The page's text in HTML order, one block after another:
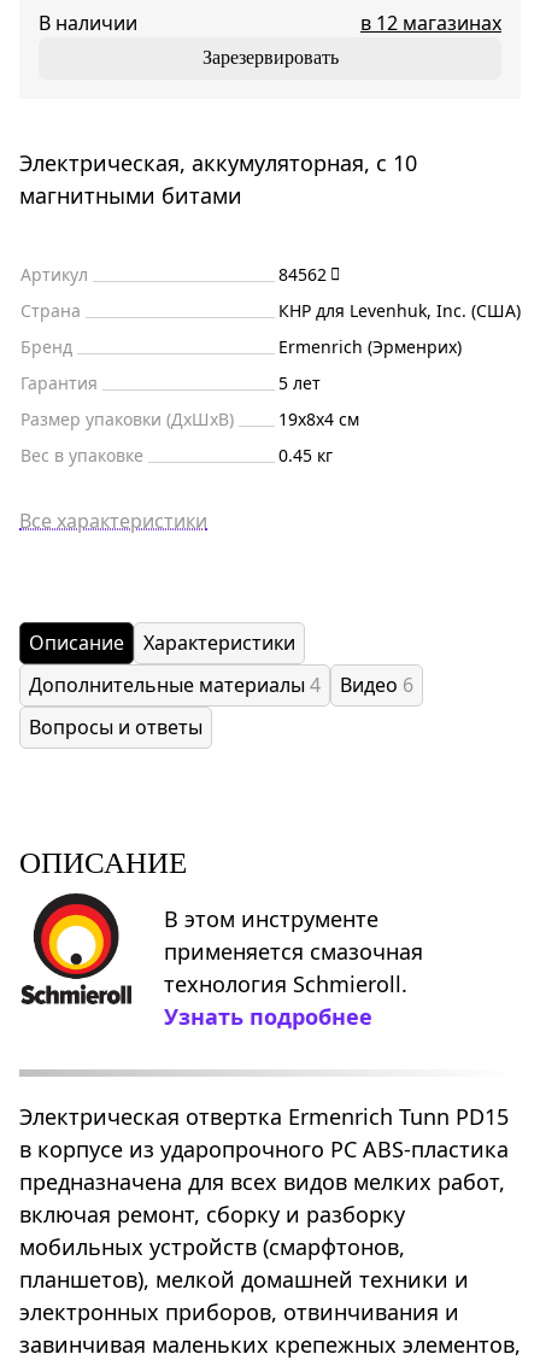
Электрическая, аккумуляторная, с 10
магнитными битами
В наличии в 12 магазинах
Зарезервировать
Артикул
84562
Страна
КНР для Levenhuk, Inc. (США)
Бренд
Ermenrich (Эрменрих)
Гарантия
5 лет
Размер упаковки (ДxШxВ)
19x8x4 см
Вес в упаковке
0.45 кг
Все характеристики
Описание
Характеристики
Дополнительные материалы4 Видео 6
Вопросы и ответы
ОПИСАНИЕ
В этом инструменте
применяется смазочная
технология Schmieroll.
Узнать подробнее
Электрическая отвертка Ermenrich Tunn PD15
в корпусе из ударопрочного PC ABS-пластика
предназначена для всех видов мелких работ,
включая ремонт, сборку и разборку
мобильных устройств (смарфтонов,
планшетов), мелкой домашней техники и
электронных приборов, отвинчивания и
завинчивая маленьких крепежных элементов,